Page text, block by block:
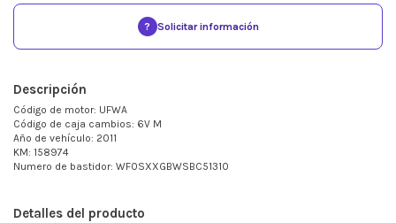
? Solicitar información
Descripción
Código de motor: UFWA
Código de caja cambios: 6V M
Año de vehículo: 2011
KM: 158974
Numero de bastidor: WF0SXXGBWSBC51310
Detalles del producto